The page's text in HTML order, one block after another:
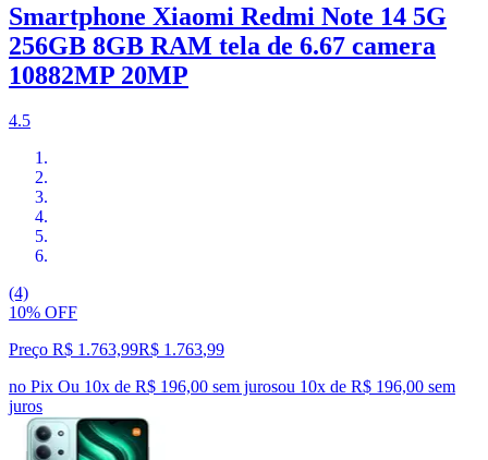
Smartphone Xiaomi Redmi Note 14 5G
256GB 8GB RAM tela de 6.67 camera
10882MP 20MP
4.5
(4)
10% OFF
Preço R$ 1.763,99R$ 1.763,99
no Pix Ou 10x de R$ 196,00 sem jurosou 10x de R$ 196,00 sem
juros